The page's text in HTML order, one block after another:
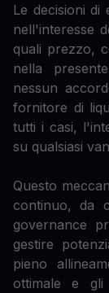
Le decisioni di
nell'interesse
quali prezzo,
nella
nessun
fornitore di
tutti i casi,
su qualsiasi
Questo
continuo, da
governance
gestire
pieno
ottimale e gli